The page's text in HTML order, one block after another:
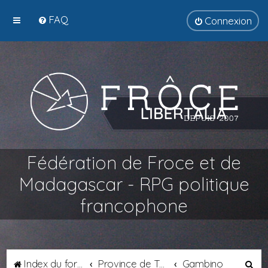
FAQ Connexion
Fédération de Froce et de
Madagascar - RPG politique
francophone
Index du forum Province de Tyrsènie Gambino